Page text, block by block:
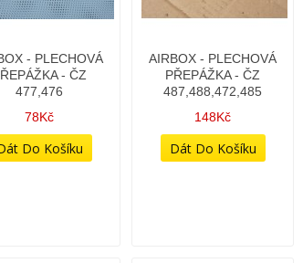
- PLECHOVÁ
- ČZ
477,476
78Kč
AIRBOX - PLECHOVÁ
PŘEPÁŽKA - ČZ
487,488,472,485
148Kč